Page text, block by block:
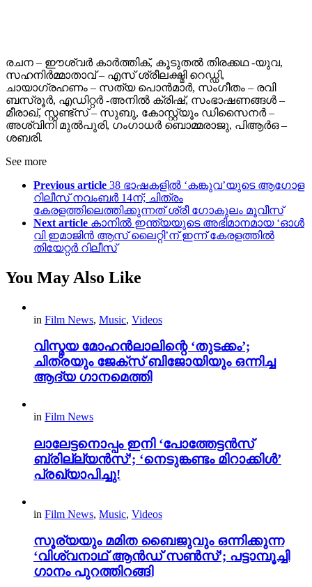
രചന – ഈശ്വർ കാർത്തിക്, കൂടുതൽ തിരക്കഥ -യുവ,
സഹനിർമ്മാതാവ് – എസ് ശ്രീലക്ഷ്മി റെഡ്ഡി,
ചായാഗ്രഹണം – സത്യ പൊൻമാർ, സംഗീതം – രവി
ബസ്രൂർ, എഡിറ്റർ -അനിൽ ക്രിഷ്, സംഭാഷണങ്ങൾ –
മീരാഖ്, സ്റ്റണ്ട്സ് – സുബു, കോസ്റ്റ്യൂം ഡിസൈനർ –
അശ്വിനി മുൽപുരി, ഗംഗാധർ ബൊമ്മരാജു, പിആർഒ –
ശബരി.
See more
Previous article 38 ഭാഷകളിൽ ‘കങ്കുവ’യുടെ ആഗോള
റിലീസ് നവംബർ 14ന്; ചിത്രം
കേരളത്തിലെത്തിക്കുന്നത് ശ്രീ ഗോകുലം മൂവീസ്
Next article കാനിൽ ഇന്ത്യയുടെ അഭിമാനമായ ‘ഓൾ
വി ഇമാജിൻ ആസ് ലൈറ്റി’ന് ഇന്ന് കേരളത്തിൽ
തിയേറ്റർ റിലീസ്
You May Also Like
in Film News, Music, Videos
വിസ്മയ മോഹൻലാലിന്റെ ‘തുടക്കം’;
ചിത്രയും ജേക്സ് ബിജോയിയും ഒന്നിച്ച
ആദ്യ ഗാനമെത്തി
in Film News
ലാലേട്ടനൊപ്പം ഇനി ‘പോത്തേട്ടൻസ്
ബ്രില്ല്യൻസ്’; ‘നെടുങ്കണ്ടം മിറാക്കിൾ’
പ്രഖ്യാപിച്ചു!
in Film News, Music, Videos
സൂര്യയും മമിത ബൈജുവും ഒന്നിക്കുന്ന
‘വിശ്വനാഥ് ആൻഡ് സൺസ്’; പട്ടാമ്പൂച്ചി
ഗാനം പുറത്തിറങ്ങി